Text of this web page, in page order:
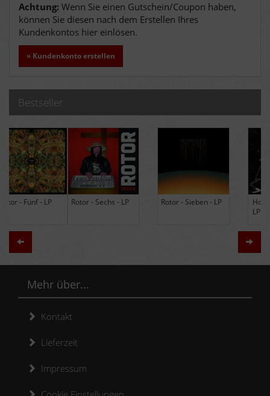
Achtung: Wenn Sie einen Gutschein/Coupon haben,
können Sie diesen nach dem Erstellen Ihres
Kundenkontos hier einlösen.
» Kundenkonto erstellen
Bestseller
Rotor - Sechs - LP Rotor - Sieben - LP
Hodja - The Band -
LP (Limited Edition
Zurück
Mehr über...
Kontakt
Lieferzeit
Impressum